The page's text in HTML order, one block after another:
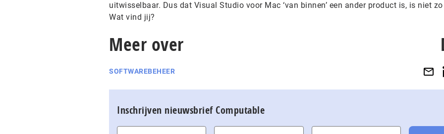
uitwisselbaar. Dus dat Visual Studio voor Mac ‘van binnen’ een ander product is, is niet zo
Wat vind jij?
Meer over
SOFTWAREBEHEER
Inschrijven nieuwsbrief Computable